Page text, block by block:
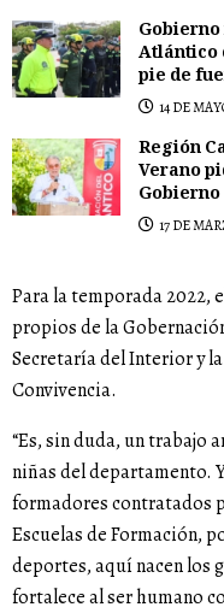
Atlántico
pie de
14 DE
Región
Verano
Gobierno
17 DE
Para la temporada 2022,
propios de la
Secretaría del Interior y
Convivencia.
“Es, sin duda, un
niñas del departamento.
formadores contratados
Escuelas de Formación,
deportes, aquí nacen los
fortalece al ser humano